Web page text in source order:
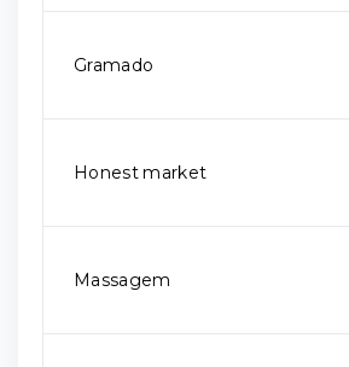
Gramado
Honest market
Massagem